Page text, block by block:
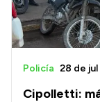
Cipolletti:
Policía 28 de